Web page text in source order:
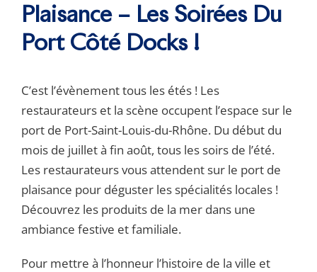
Plaisance – Les Soirées Du
Port Côté Docks !
C’est l’évènement tous les étés ! Les
restaurateurs et la scène occupent l’espace sur le
port de Port-Saint-Louis-du-Rhône. Du début du
mois de juillet à fin août, tous les soirs de l’été.
Les restaurateurs vous attendent sur le port de
plaisance pour déguster les spécialités locales !
Découvrez les produits de la mer dans une
ambiance festive et familiale.
Pour mettre à l’honneur l’histoire de la ville et